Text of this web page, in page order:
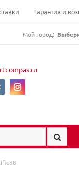
Гарантия и
Мой город: